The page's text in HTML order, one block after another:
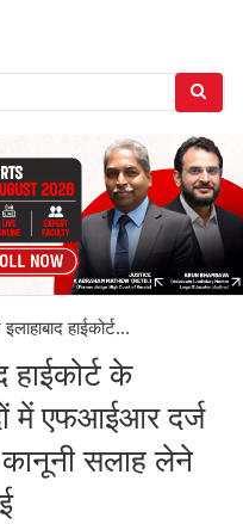
हाईकोर्ट...
हाईकोर्ट के
में एफआईआर दर्ज
सलाह लेने